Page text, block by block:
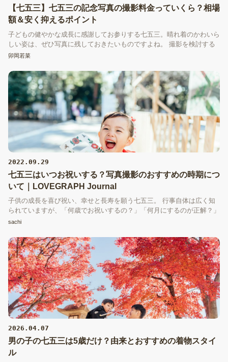
【七五三】七五三の記念写真の撮影料金っていくら？相場
額＆安く抑えるポイント
子どもの健やかな成長に感謝してお参りする七五三。晴れ着のかわいら
しい姿は、ぜひ写真に残しておきたいものですよね。 撮影を検討する
ときに気になるのは、やはりお値段。このページでは、七五三の記念写
ます。
卯岡若菜
2022.09.29
七五三はいつお祝いする？写真撮影のおすすめの時期につ
いて｜LOVEGRAPH Journal
子供の成長を喜び祝い、幸せと長寿を願う七五三。 行事自体は広く知
られていますが、「何歳でお祝いするの？」「何月にするのが正解？」
といったように、お祝いするタイミングで悩む方も少なくありません。
いきます。
sachi
2026.04.07
男の子の七五三は5歳だけ？由来とおすすめの着物スタイ
ル